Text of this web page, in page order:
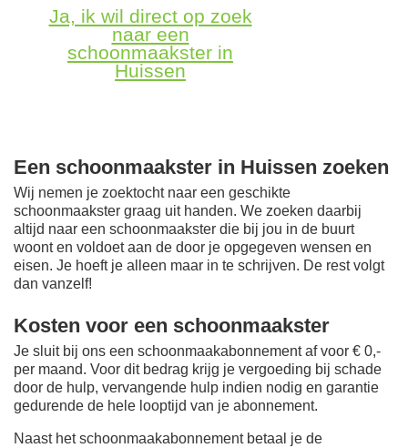
Ja, ik wil direct op zoek
naar een
schoonmaakster in
Huissen
Een schoonmaakster in Huissen zoeken
Wij nemen je zoektocht naar een geschikte
schoonmaakster graag uit handen. We zoeken daarbij
altijd naar een schoonmaakster die bij jou in de buurt
woont en voldoet aan de door je opgegeven wensen en
eisen. Je hoeft je alleen maar in te schrijven. De rest volgt
dan vanzelf!
Kosten voor een schoonmaakster
Je sluit bij ons een schoonmaakabonnement af voor € 0,-
per maand. Voor dit bedrag krijg je vergoeding bij schade
door de hulp, vervangende hulp indien nodig en garantie
gedurende de hele looptijd van je abonnement.
Naast het schoonmaakabonnement betaal je de